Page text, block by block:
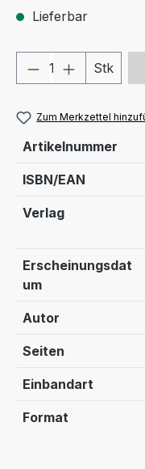
Lieferbar
ProduktStk
Zum Merkzettel
Artikelnummer
ISBN/EAN
Verlag
Erscheinungsdat
um
Autor
Seiten
Einbandart
Format